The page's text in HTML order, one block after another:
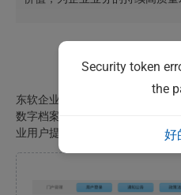
功能
东软企业数字档案室系统共包括
数字档案管理系统、档案检索利
业用户提供管用分离的全新档案管
Security token
the
好